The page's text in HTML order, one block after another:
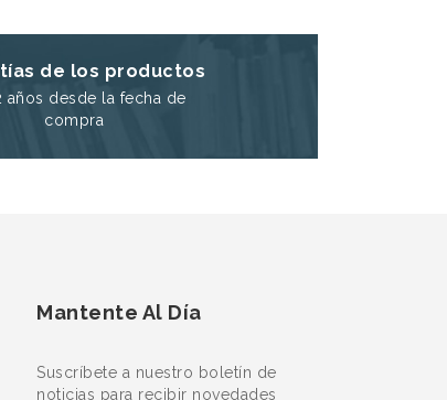
de los productos
años desde la fecha de
compra
Mantente Al Día
Suscríbete a nuestro boletín de
noticias para recibir novedades